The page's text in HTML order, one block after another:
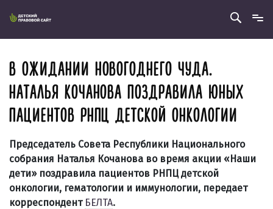
В ОЖИДАНИИ НОВОГОДНЕГО ЧУДА.
НАТАЛЬЯ КОЧАНОВА ПОЗДРАВИЛА ЮНЫХ
ПАЦИЕНТОВ РНПЦ ДЕТСКОЙ ОНКОЛОГИИ
Председатель Совета Республики Национального
собрания Наталья Кочанова во время акции «Наши
дети» поздравила пациентов РНПЦ детской
онкологии, гематологии и иммунологии, передает
корреспондент БЕЛТА.